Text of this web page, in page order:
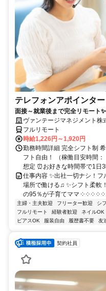
テレフォンアポインター
面接～就業後まで完全リモート
ヴァンテージマネジメント株
フルリモート
時給1,226円～1,920円
勤務時間詳細 完全シフト制
フト自由！ （稼働目安時間
想定 ⏰お好きな時間帯で1日3
仕事内容 ✨出社一切ナシ！
場所で働ける♫ ✨シフト柔軟
の95％が子育てママ ༶ ༶ ༶ ༶ ༶
主婦・主夫歓迎 フリーター歓迎 シ
フルリモート
経験者歓迎 ネイルOK
ピアスOK
服装自由 履歴書不要 友
契約社員